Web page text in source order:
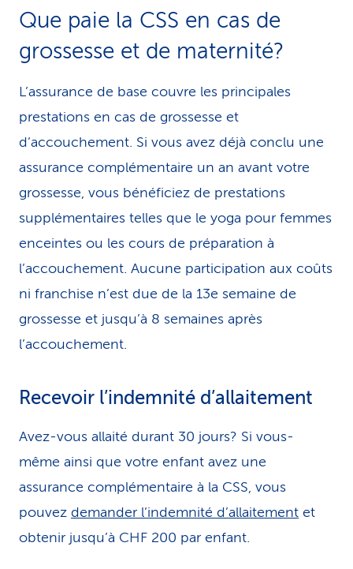
Que paie la CSS en cas de
grossesse et de maternité?
L’assurance de base couvre les principales
prestations en cas de grossesse et
d’accouchement. Si vous avez déjà conclu une
assurance complémentaire un an avant votre
grossesse, vous bénéficiez de prestations
supplémentaires telles que le yoga pour femmes
enceintes ou les cours de préparation à
l’accouchement. Aucune participation aux coûts
ni franchise n’est due de la 13e semaine de
grossesse et jusqu’à 8 semaines après
l’accouchement.
Recevoir l’indemnité d’allaitement
Avez-vous allaité durant 30 jours? Si vous-
même ainsi que votre enfant avez une
assurance complémentaire à la CSS, vous
pouvez demander l’indemnité d’allaitement et
obtenir jusqu’à CHF 200 par enfant.